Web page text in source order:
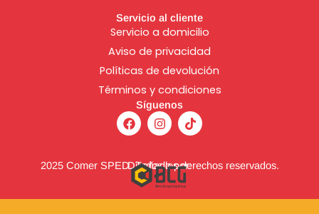
Servicio al cliente
Servicio a domicilio
Aviso de privacidad
Políticas de devolución
Términos y condiciones
Síguenos
F
a
c
b
o
o
k
I
n
s
a
g
r
a
T
i
k
o
2025 Comer SPED. Todos los derechos reservados.
Diseñado por: